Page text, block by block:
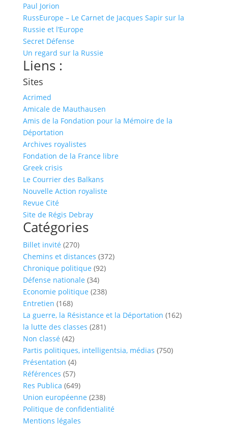
Paul Jorion
RussEurope – Le Carnet de Jacques Sapir sur la
Russie et l’Europe
Secret Défense
Un regard sur la Russie
Liens :
Sites
Acrimed
Amicale de Mauthausen
Amis de la Fondation pour la Mémoire de la
Déportation
Archives royalistes
Fondation de la France libre
Greek crisis
Le Courrier des Balkans
Nouvelle Action royaliste
Revue Cité
Site de Régis Debray
Catégories
Billet invité (270)
Chemins et distances (372)
Chronique politique (92)
Défense nationale (34)
Economie politique (238)
Entretien (168)
La guerre, la Résistance et la Déportation (162)
la lutte des classes (281)
Non classé (42)
Partis politiques, intelligentsia, médias (750)
Présentation (4)
Références (57)
Res Publica (649)
Union européenne (238)
Politique de confidentialité
Mentions légales